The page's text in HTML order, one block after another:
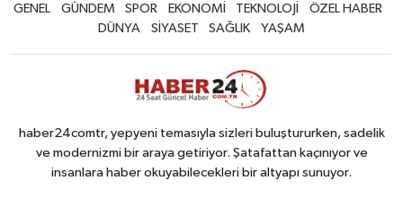
GENEL GÜNDEM SPOR EKONOMİ TEKNOLOJİ
ÖZEL HABER
DÜNYA
SİYASET SAĞLIK YAŞAM
haber24comtr, yepyeni temasıyla sizleri buluştururken, sadelik
ve modernizmi bir araya getiriyor. Şatafattan kaçınıyor ve
insanlara haber okuyabilecekleri bir altyapı sunuyor.